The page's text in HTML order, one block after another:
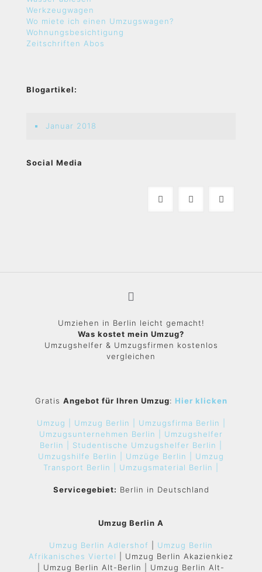
Werkzeugwagen
Wo miete ich einen Umzugswagen?
Wohnungsbesichtigung
Zeitschriften Abos
Blogartikel:
Januar 2018
Social Media
Umziehen in Berlin leicht gemacht!
Was kostet mein Umzug?
Umzugshelfer & Umzugsfirmen kostenlos
vergleichen
Gratis Angebot für Ihren Umzug: Hier klicken
Umzug | Umzug Berlin |
Umzugsfirma Berlin |
Umzugsunternehmen Berlin | Umzugshelfer
Berlin | Studentische Umzugshelfer Berlin |
Umzugshilfe Berlin | Umzüge Berlin | Umzug
Transport Berlin | Umzugsmaterial Berlin |
Servicegebiet: Berlin in Deutschland
Umzug Berlin A
Umzug Berlin Adlershof
Umzug Berlin
Afrikanisches Viertel
| Umzug Berlin Akazienkiez
| Umzug Berlin Alt-Berlin | Umzug Berlin Alt-